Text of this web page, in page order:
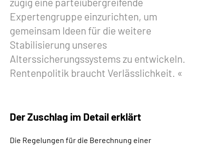
Expertengruppe einzurichten, um
gemeinsam Ideen für die weitere
Stabilisierung unseres
Alterssicherungssystems zu entwickeln.
Rentenpolitik braucht Verlässlichkeit.
Der Zuschlag im Detail erklärt
Die Regelungen für die Berechnung einer